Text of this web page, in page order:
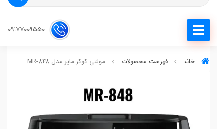
خانه فهرست محصولات مولتی کوکر مایر مدل MR-848